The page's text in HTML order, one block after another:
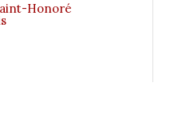
Honoré